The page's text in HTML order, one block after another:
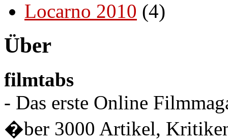
Locarno 2010 (4)
Über
filmtabs
- Das erste Online
�ber 3000 Artikel,